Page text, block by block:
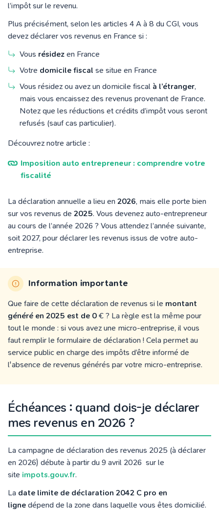
l’impôt sur le revenu.
Plus précisément, selon les articles 4 A à 8 du CGI, vous
devez déclarer vos revenus en France si :
Vous résidez en France
Votre domicile fiscal se situe en France
Vous résidez ou avez un domicile fiscal à l’étranger,
mais vous encaissez des revenus provenant de France.
Notez que les réductions et crédits d’impôt vous seront
refusés (sauf cas particulier).
Découvrez notre article :
Imposition auto entrepreneur : comprendre votre
fiscalité
La déclaration annuelle a lieu en 2026, mais elle porte bien
sur vos revenus de 2025. Vous devenez auto-entrepreneur
au cours de l’année 2026 ? Vous attendez l’année suivante,
soit 2027, pour déclarer les revenus issus de votre auto-
entreprise.
Information importante
Que faire de cette déclaration de revenus si le montant
généré en 2025 est de 0 € ? La règle est la même pour
tout le monde : si vous avez une micro-entreprise, il vous
faut remplir le formulaire de déclaration ! Cela permet au
service public en charge des impôts d’être informé de
l'absence de revenus générés par votre micro-entreprise.
Échéances : quand dois-je déclarer
mes revenus en 2026 ?
La campagne de déclaration des revenus 2025 (à déclarer
en 2026) débute à partir du 9 avril 2026 sur le
site impots.gouv.fr.
La date limite de déclaration 2042 C pro en
ligne dépend de la zone dans laquelle vous êtes domicilié.